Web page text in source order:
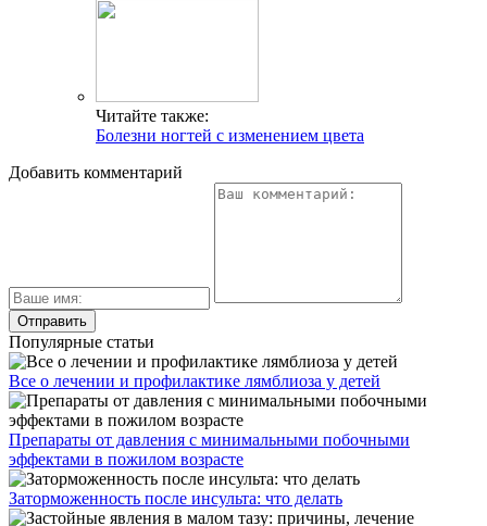
Читайте также:
Болезни ногтей с изменением цвета
Добавить комментарий
Популярные статьи
Все о лечении и профилактике лямблиоза у детей
Препараты от давления с минимальными побочными
эффектами в пожилом возрасте
Заторможенность после инсульта: что делать